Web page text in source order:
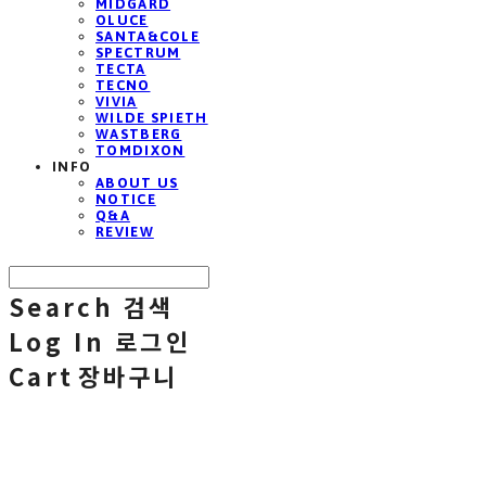
MIDGARD
OLUCE
SANTA&COLE
SPECTRUM
TECTA
TECNO
VIVIA
WILDE SPIETH
WASTBERG
TOMDIXON
INFO
ABOUT US
NOTICE
Q&A
REVIEW
Search 검색
Log In 로그인
Cart 장바구니